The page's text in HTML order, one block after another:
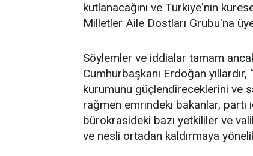
kutlanacağını ve Türkiye'nin
Milletler Aile Dostları Grubu'na
Söylemler ve iddialar tamam
Cumhurbaşkanı Erdoğan
kurumunu güçlendireceklerini ve
rağmen emrindeki bakanlar, parti
bürokrasideki bazı yetkililer ve
ve nesli ortadan kaldırmaya